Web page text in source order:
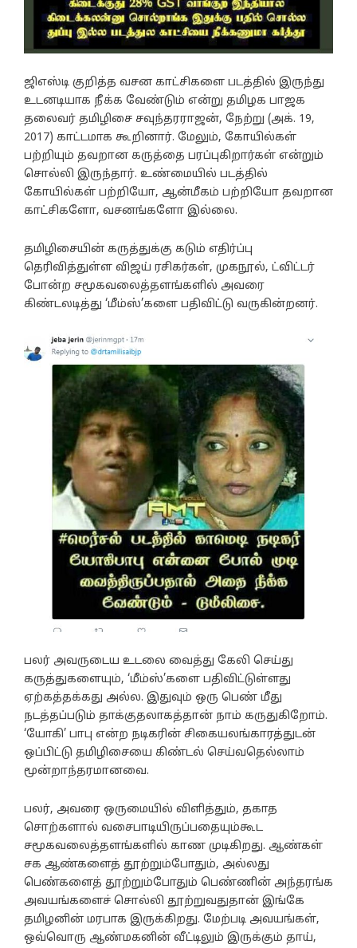
ஜிஎஸ்டி குறித்த வசன காட்சிகளை படத்தில் இருந்து
உடனடியாக நீக்க வேண்டும் என்று தமிழக பாஜக
தலைவர் தமிழிசை சவுந்தரராஜன், நேற்று (அக். 19,
2017) காட்டமாக கூறினார். மேலும், கோயில்கள்
பற்றியும் தவறான கருத்தை பரப்புகிறார்கள் என்றும்
சொல்லி இருந்தார். உண்மையில் படத்தில்
கோயில்கள் பற்றியோ, ஆன்மீகம் பற்றியோ தவறான
காட்சிகளோ, வசனங்களோ இல்லை.
தமிழிசையின் கருத்துக்கு கடும் எதிர்ப்பு
தெரிவித்துள்ள விஜய் ரசிகர்கள், முகநூல், ட்விட்டர்
போன்ற சமூகவலைத்தளங்களில் அவரை
கிண்டலடித்து ‘மீம்ஸ்’களை பதிவிட்டு வருகின்றனர்.
பலர் அவருடைய உடலை வைத்து கேலி செய்து
கருத்துகளையும், ‘மீம்ஸ்’களை பதிவிட்டுள்ளது
ஏற்கத்தக்கது அல்ல. இதுவும் ஒரு பெண் மீது
நடத்தப்படும் தாக்குதலாகத்தான் நாம் கருதுகிறோம்.
‘யோகி’ பாபு என்ற நடிகரின் சிகையலங்காரத்துடன்
ஒப்பிட்டு தமிழிசையை கிண்டல் செய்வதெல்லாம்
மூன்றாந்தரமானவை.
பலர், அவரை ஒருமையில் விளித்தும், தகாத
சொற்களால் வசைபாடியிருப்பதையும்கூட
சமூகவலைத்தளங்களில் காண முடிகிறது. ஆண்கள்
சக ஆண்களைத் தூற்றும்போதும், அல்லது
பெண்களைத் தூற்றும்போதும் பெண்ணின் அந்தரங்க
அவயங்களைச் சொல்லி தூற்றுவதுதான் இங்கே
தமிழனின் மரபாக இருக்கிறது. மேற்படி அவயங்கள்,
ஒவ்வொரு ஆண்மகனின் வீட்டிலும் இருக்கும் தாய்,